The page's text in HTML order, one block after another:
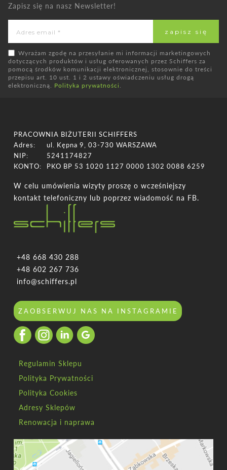
Zapisz się na nasz Newsletter!
Wyrażam zgodę na przesyłanie mi informacji marketingowych
dotyczących produktów i usług oferowanych przez Schiffers za
pomocą środków komunikacji elektronicznej, stosownie do treści
przepisu art. 10 ust. 1 i 2 ustawy oświadczeniu usług drogą
elektroniczną. Polityka prywatności .
+48 668 430 288
+48 602 267 736
info@schiffers.pl
ZAOBSERWUJ NAS NA INSTAGRAMIE
Regulamin Sklepu
Polityka Prywatności
Polityka Cookies
Adresy Sklepów
Renowacja i naprawa
PRACOWNIA BIŻUTERII SCHIFFERS
Adres:
ul. Kępna 9, 03-730 WARSZAWA
NIP:
5241174827
KONTO:
PKO BP 53 1020 1127 0000 1302 0088 6259
W celu umówienia wizyty proszę o wcześniejszy
kontakt telefoniczny lub poprzez wiadomość na FB.